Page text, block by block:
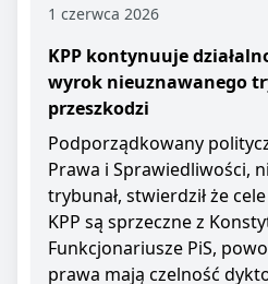
1 czerwca 2026
KPP kontynuuje
wyrok nieuznawanego
przeszkodzi
Podporządkowany
Prawa i Sprawiedliwości,
trybunał, stwierdził że
KPP są sprzeczne z
Funkcjonariusze PiS,
prawa mają czelność